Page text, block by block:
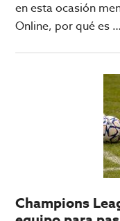
en esta ocasión
Online, por qué es
Champions